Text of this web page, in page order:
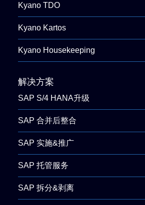
Kyano TDO
Kyano Kartos
Kyano Housekeeping
解决方案
SAP S/4 HANA升级
SAP 合并后整合
SAP 实施&推广
SAP 托管服务
SAP 拆分&剥离